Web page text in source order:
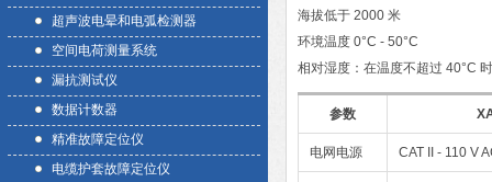
超声波电晕和电弧检测器
空间电荷测量系统
漏抗测试仪
数据计数器
精准故障定位仪
电缆护套故障定位仪
海拔低于 2000 米
环境温度 0°C - 50°C
相对湿度：在温度不超过 40°C
参数
电网电源 CAT II - 110 V